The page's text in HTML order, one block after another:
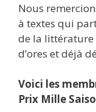
Nous
à textes qui
de la littérature
d’ores et déjà
Voici les
Prix Mille